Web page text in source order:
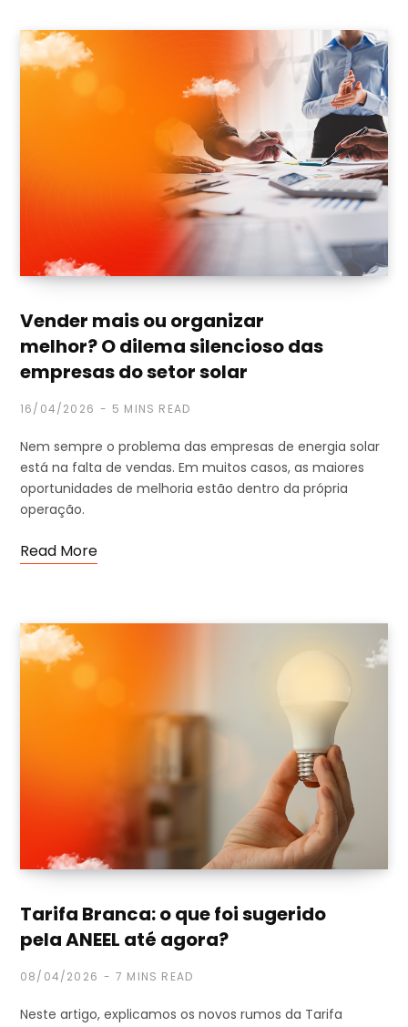
Vender mais ou organizar
melhor? O dilema silencioso das
empresas do setor solar
16/04/2026 5 MINS READ
Nem sempre o problema das empresas de energia solar
está na falta de vendas. Em muitos casos, as maiores
oportunidades de melhoria estão dentro da própria
operação.
Read More
Tarifa Branca: o que foi sugerido
pela ANEEL até agora?
08/04/2026 7 MINS READ
Neste artigo, explicamos os novos rumos da Tarifa